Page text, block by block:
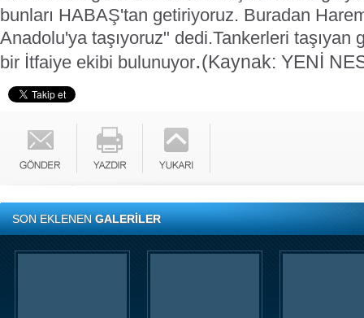
bunları HABAŞ'tan getiriyoruz. Buradan
Anadolu'ya taşıyoruz" dedi.Tankerleri taşıyan
bir İtfaiye ekibi bulunuyor.(Kaynak: YENİ
SON EKLENENGALERİLER